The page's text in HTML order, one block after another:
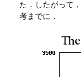
た．したがって
考までに．